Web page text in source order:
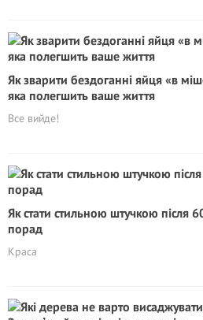
Як зварити бездоганні яйця «в
яка полегшить ваше життя
Все вийде!
Як стати стильною штучкою після
порад
Краса